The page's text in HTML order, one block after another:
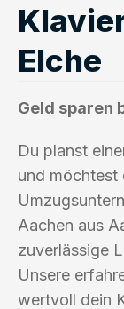
Elche
Geld sparen
Du planst
und möchtest
Aachen aus
zuverlässige
Unsere
wertvoll dein